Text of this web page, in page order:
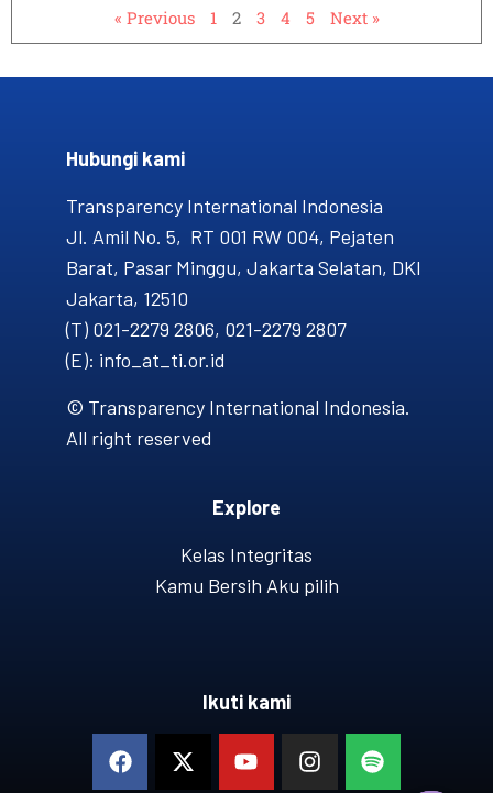
« Previous 1 2 3 4 5 Next »
Hubungi kami​
Transparency International Indonesia
Jl. Amil No. 5, RT 001 RW 004, Pejaten
Barat, Pasar Minggu, Jakarta Selatan, DKI
Jakarta, 12510
(T) 021-2279 2806, 021-2279 2807
(E): info_at_ti.or.id
© Transparency International Indonesia.
All right reserved
Explore
Kelas Integritas
Kamu Bersih Aku pilih
Ikuti kami